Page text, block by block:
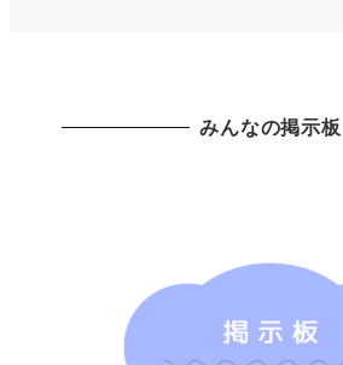
みんなの掲示板